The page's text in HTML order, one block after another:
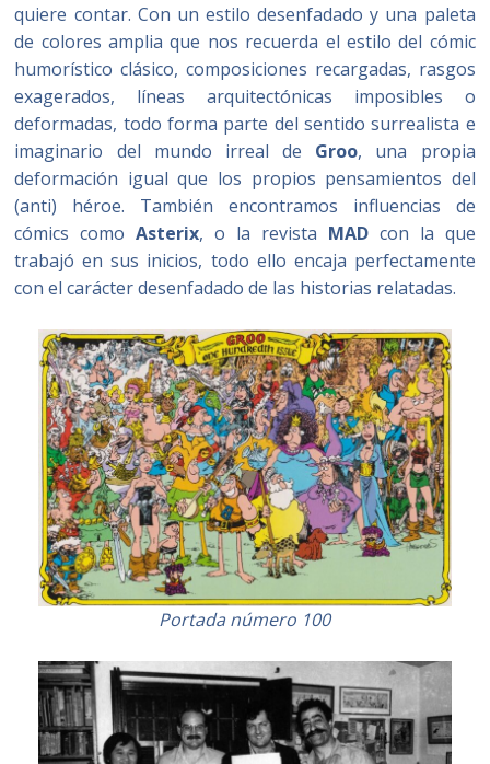
quiere contar. Con un estilo desenfadado y una paleta
de colores amplia que nos recuerda el estilo del cómic
humorístico clásico, composiciones recargadas, rasgos
exagerados, líneas arquitectónicas imposibles o
deformadas, todo forma parte del sentido surrealista e
imaginario del mundo irreal de Groo, una propia
deformación igual que los propios pensamientos del
(anti) héroe. También encontramos influencias de
cómics comoAsterix, o la revista MADcon la que
trabajó en sus inicios, todo ello encaja perfectamente
con el carácter desenfadado de las historias relatadas.
Portada número 100